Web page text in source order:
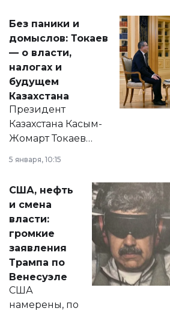
Без паники и
домыслов: Токаев
— о власти,
налогах и
будущем
Казахстана
Президент
Казахстана Касым-
Жомарт Токаев
сразу несколько
актуальных тем —
от слухов о
политических
реформах до
вопросов армии,
экономики и
личного здоровья.
5 января, 10:15
США, нефть
и смена
власти:
громкие
заявления
Трампа по
Венесуэле
США
намерены, по